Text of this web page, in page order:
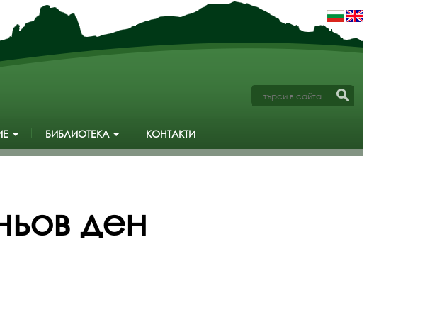
БИБЛИОТЕКА КОНТАКТИ
ден